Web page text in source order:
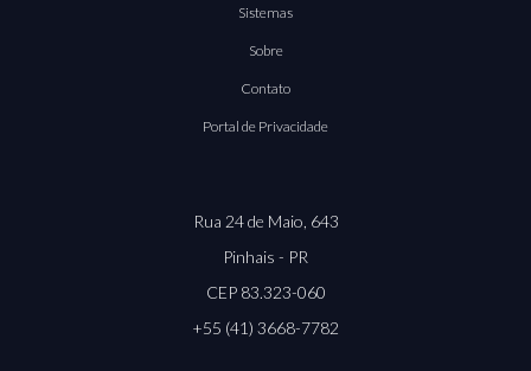
Sistemas
Sobre
Contato
Portal de Privacidade
Rua 24 de Maio, 643
Pinhais - PR
CEP 83.323-060
+55 (41) 3668-7782